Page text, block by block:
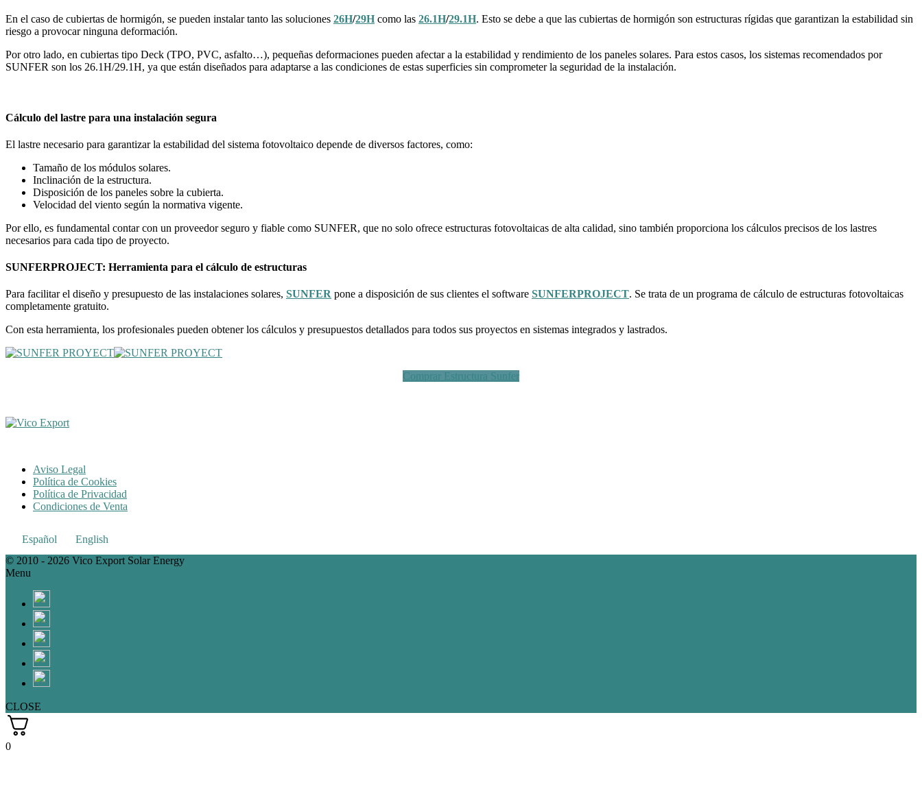
En el caso de cubiertas de hormigón, se pueden instalar tanto las soluciones 26H/29H como las 26.1H/29.1H. Esto se debe a que las cubiertas de hormigón son estructuras rígidas que garantizan la estabilidad sin
riesgo a provocar ninguna deformación.
Por otro lado, en cubiertas tipo Deck (TPO, PVC, asfalto…), pequeñas deformaciones pueden afectar a la estabilidad y rendimiento de los paneles solares. Para estos casos, los sistemas recomendados por
SUNFER son los 26.1H/29.1H, ya que están diseñados para adaptarse a las condiciones de estas superficies sin comprometer la seguridad de la instalación.
Cálculo del lastre para una instalación segura
El lastre necesario para garantizar la estabilidad del sistema fotovoltaico depende de diversos factores, como:
Tamaño de los módulos solares.
Inclinación de la estructura.
Disposición de los paneles sobre la cubierta.
Velocidad del viento según la normativa vigente.
Por ello, es fundamental contar con un proveedor seguro y fiable como SUNFER, que no solo ofrece estructuras fotovoltaicas de alta calidad, sino también proporciona los cálculos precisos de los lastres
necesarios para cada tipo de proyecto.
SUNFERPROJECT: Herramienta para el cálculo de estructuras
Para facilitar el diseño y presupuesto de las instalaciones solares, SUNFER pone a disposición de sus clientes el software SUNFERPROJECT. Se trata de un programa de cálculo de estructuras fotovoltaicas
completamente gratuito.
Con esta herramienta, los profesionales pueden obtener los cálculos y presupuestos detallados para todos sus proyectos en sistemas integrados y lastrados.
Comprar Estructura Sunfer
Aviso Legal
Política de Cookies
Política de Privacidad
Condiciones de Venta
Español
English
© 2010 - 2026 Vico Export Solar Energy
Menu
CLOSE
0